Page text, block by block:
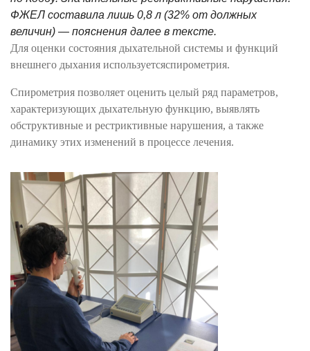
ФЖЕЛ составила лишь 0,8 л (32% от должных
величин) — пояснения далее в тексте.
Для оценки состояния дыхательной системы и функций
внешнего дыхания используетсяспирометрия.
Спирометрия позволяет оценить целый ряд параметров,
характеризующих дыхательную функцию, выявлять
обструктивные и рестриктивные нарушения, а также
динамику этих изменений в процессе лечения.